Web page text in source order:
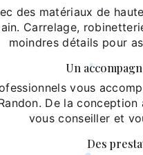
des matériaux de
Carrelage,
moindres détails pour
Un
vous
De la
vous conseiller et
Des